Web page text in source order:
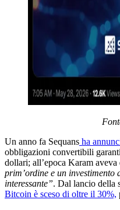
Un anno fa Sequans ha
obbligazioni convertibili
dollari; all’epoca Karam
prim’ordine e un investimento
interessante”. Dal lancio della
Bitcoin è sceso di oltre il 30%,